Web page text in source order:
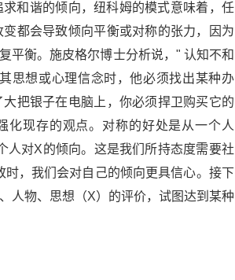
和谐的倾向，纽科姆的模式意味着，任
都会导致倾向平衡或对称的张力，因为
平衡。施皮格尔博士分析说，" 认知不和
思想或心理信念时，他必须找出某种办
把银子在电脑上，你必须捍卫购买它的
化现存的观点。对称的好处是从一个人
人对X的倾向。这是我们所持态度需要社
，我们会对自己的倾向更具信心。接下
人物、思想（X）的评价，试图达到某种